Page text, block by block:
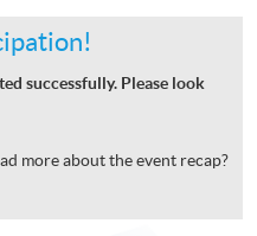
successfully. Please look
more about the event recap?